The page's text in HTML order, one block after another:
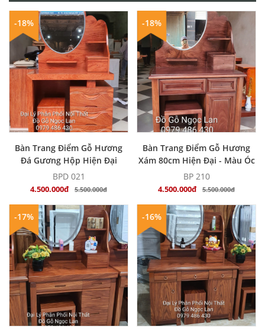
MUA NGAY
-18%
Bàn Trang Điểm Gỗ Hương
Đá Gương Hộp Hiện Đại
80cm
BPD 021
4.500.000đ 5.500.000đ
MUA NGAY
-18%
Bàn Trang Điểm Gỗ Hương
Xám 80cm Hiện Đại - Màu Óc
Chó
BP 210
4.500.000đ 5.500.000đ
-17% -16%